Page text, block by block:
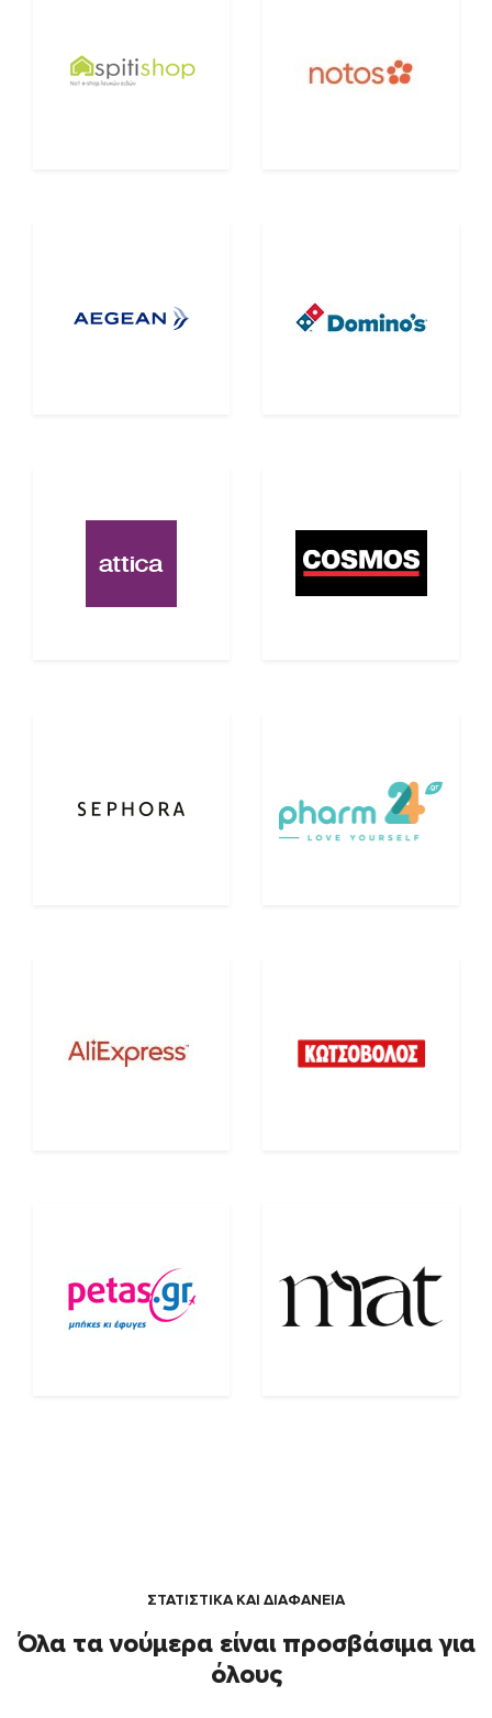
ΣΤΑΤΙΣΤΙΚΑ ΚΑΙ ΔΙΑΦΑΝΕΙΑ
Όλα τα νούμερα είναι προσβάσιμα για
όλους